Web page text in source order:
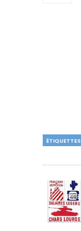
ÉTIQUETTES